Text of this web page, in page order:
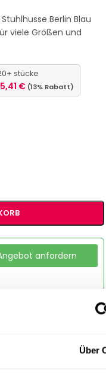
Über
Berlin Blau
viele Größen und
stücke
€ (13% Rabatt)
anfordern